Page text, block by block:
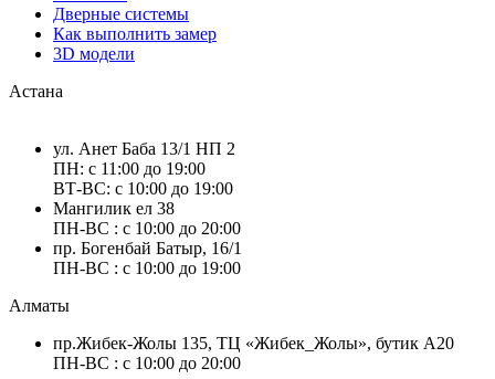
Дверные системы
Как выполнить замер
3D модели
Астана
ул. Анет Баба 13/1 НП 2
ПН: с 11:00 до 19:00
ВТ-ВС: с 10:00 до 19:00
Мангилик ел 38
ПН-ВС : с 10:00 до 20:00
пр. Богенбай Батыр, 16/1
ПН-ВС : с 10:00 до 19:00
Алматы
пр.Жибек-Жолы 135, ТЦ «Жибек_Жолы», бутик А20
ПН-ВС : с 10:00 до 20:00